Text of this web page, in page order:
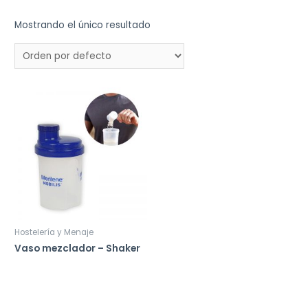
Mostrando el único resultado
Hostelería y Menaje
Vaso mezclador – Shaker